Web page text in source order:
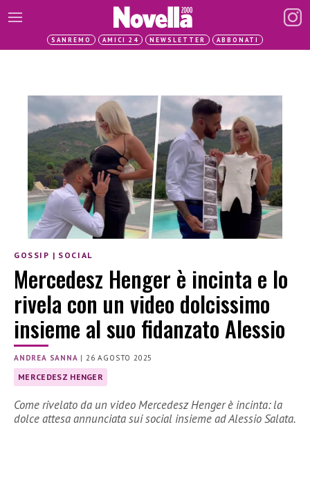
SANREMO AMICI 24 NEWSLETTER ABBONATI
GOSSIP | SOCIAL
Mercedesz Henger è incinta e lo
rivela con un video dolcissimo
insieme al suo fidanzato Alessio
ANDREA SANNA |26 AGOSTO 2025
MERCEDESZ HENGER
Come rivelato da un video Mercedesz Henger è incinta: la
dolce attesa annunciata sui social insieme ad Alessio Salata.